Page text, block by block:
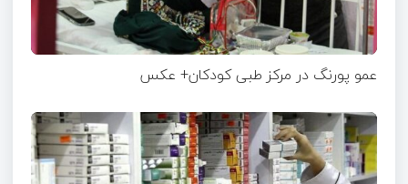
عمو پورنگ در مرکز طبی کودکان+ عکس